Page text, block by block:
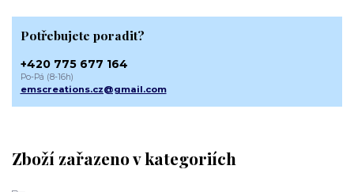
Zboží zařazeno v kategoriích
Potřebujete poradit?
+420 775 677 164
Po-Pá (8-16h)
emscreations.cz@gmail.com